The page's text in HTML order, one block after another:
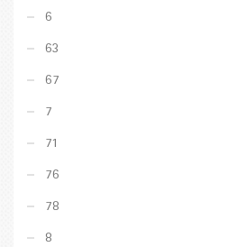
6
63
67
7
71
76
78
8